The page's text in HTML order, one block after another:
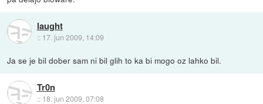
laught
:: 17. jun 2009, 14:09
Ja se je bil dober sam ni bil glih to ka bi mogo oz lahko bil.
Tr0n
:: 18. jun 2009, 07:08